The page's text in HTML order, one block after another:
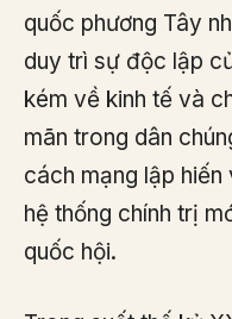
quốc phương Tây
duy trì sự độc lập
kém về kinh tế và
mãn trong dân
cách mạng lập
hệ thống chính trị
quốc hội.